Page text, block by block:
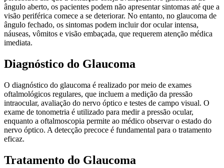
ângulo aberto, os pacientes podem não apresentar sintomas até que a
visão periférica comece a se deteriorar. No entanto, no glaucoma de
ângulo fechado, os sintomas podem incluir dor ocular intensa,
náuseas, vômitos e visão embaçada, que requerem atenção médica
imediata.
Diagnóstico do Glaucoma
O diagnóstico do glaucoma é realizado por meio de exames
oftalmológicos regulares, que incluem a medição da pressão
intraocular, avaliação do nervo óptico e testes de campo visual. O
exame de tonometria é utilizado para medir a pressão ocular,
enquanto a oftalmoscopia permite ao médico observar o estado do
nervo óptico. A detecção precoce é fundamental para o tratamento
eficaz.
Tratamento do Glaucoma